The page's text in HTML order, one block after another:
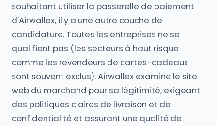
souhaitant utiliser la passerelle de paiement
d'Airwallex, il y a une autre couche de
candidature. Toutes les entreprises ne se
qualifient pas (les secteurs à haut risque
comme les revendeurs de cartes-cadeaux
sont souvent exclus). Airwallex examine le site
web du marchand pour sa légitimité, exigeant
des politiques claires de livraison et de
confidentialité et assurant une qualité de